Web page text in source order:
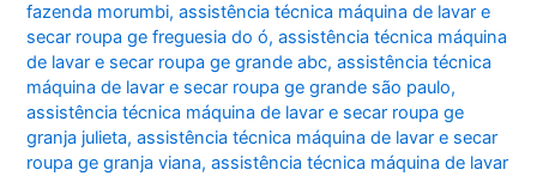
fazenda morumbi,assistência técnica máquina de lavar e
secar roupa ge freguesia do ó,assistência técnica máquina
de lavar e secar roupa ge grande abc,assistência técnica
máquina de lavar e secar roupa ge grande são paulo,
assistência técnica máquina de lavar e secar roupa ge
granja julieta,assistência técnica máquina de lavar e secar
roupa ge granja viana,assistência técnica máquina de lavar